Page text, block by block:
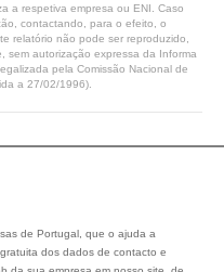
a respetiva empresa ou ENI. Caso
contactando, para o efeito, o
relatório não pode ser reproduzido,
sem autorização expressa da Informa
pela Comissão Nacional de
a 27/02/1996).
de Portugal, que o ajuda a
dos dados de contacto e